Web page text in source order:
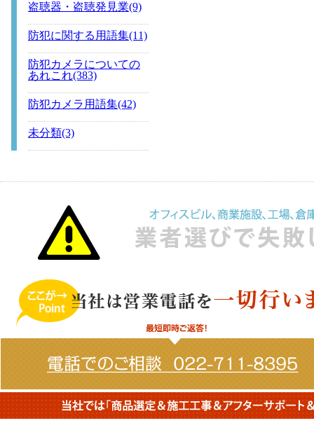
盗聴器・盗聴発見業(9)
防犯に関する用語集(11)
防犯カメラについての
あれこれ(383)
防犯カメラ用語集(42)
未分類(3)